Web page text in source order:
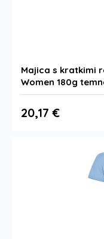
Majica s kratkimi
Women 180g
20,17 €